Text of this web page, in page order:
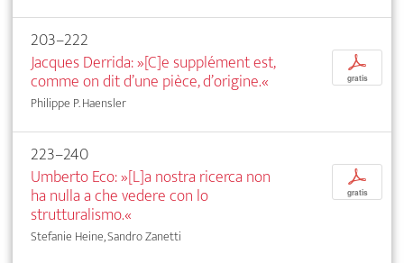
203–222
Jacques Derrida: »[C]e supplément est,
comme on dit d’une pièce, d’origine.«
Philippe P. Haensler
p
gratis
223–240
Umberto Eco: »[L]a nostra ricerca non
ha nulla a che vedere con lo
strutturalismo.«
Stefanie Heine, Sandro Zanetti
p
gratis